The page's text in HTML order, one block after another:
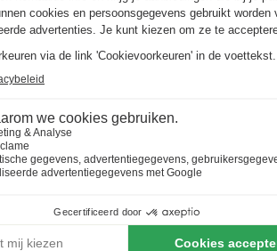
Familievakantie
Trustpilot beoordelingen
„Al
7 nachten onder de €500!
Boek nu een voordelige zomervakantie &